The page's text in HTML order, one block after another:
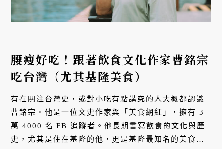
腰瘦好吃！跟著飲食文化作家曹銘宗
吃台灣（尤其基隆美食）
有在關注台灣史，或對小吃有點講究的人大概都認識
曹銘宗。他是一位文史作家與「美食網紅」，擁有 3
萬 4000 名 FB 追蹤者。他長期書寫飲食的文化與歷
史，尤其是住在基隆的他，更是基隆最知名的美食達